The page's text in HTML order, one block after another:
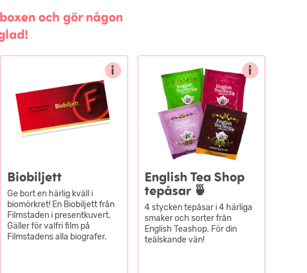
och gör någon
i
Biobiljett
Ge bort en härlig kväll i
biomörkret! En Biobiljett från
Filmstaden i presentkuvert.
Gäller för valfri film på
Filmstadens alla biografer.
i
English Tea Shop
tepåsar 🍵
4 stycken tepåsar i 4 härliga
smaker och sorter från
English Teashop. För din
teälskande vän!